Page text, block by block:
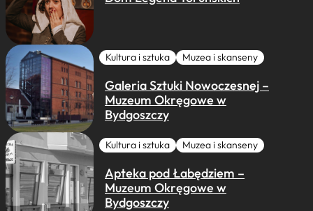
Kultura i sztuka Muzea i skanseny
Galeria Sztuki Nowoczesnej –
Muzeum Okręgowe w
Bydgoszczy
Kultura i sztuka Muzea i skanseny
Apteka pod Łabędziem –
Muzeum Okręgowe w
Bydgoszczy